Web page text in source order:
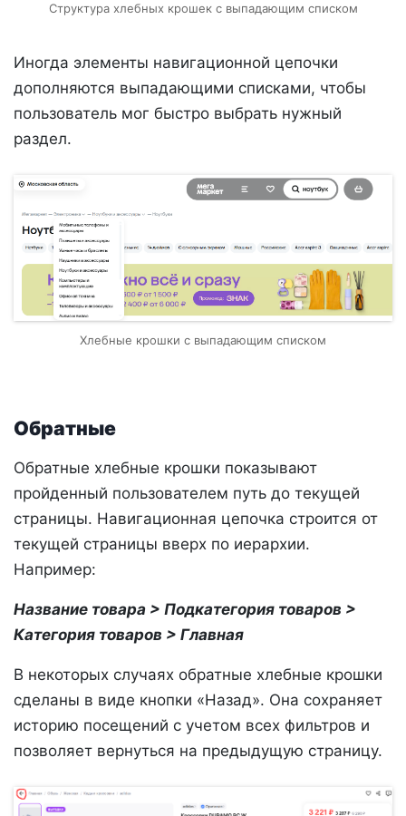
Структура хлебных крошек с выпадающим списком
Иногда элементы навигационной цепочки
дополняются выпадающими списками, чтобы
пользователь мог быстро выбрать нужный
раздел.
Хлебные крошки с выпадающим списком
Обратные
Обратные хлебные крошки показывают
пройденный пользователем путь до текущей
страницы. Навигационная цепочка строится от
текущей страницы вверх по иерархии.
Например:
Название товара > Подкатегория товаров >
Категория товаров > Главная
В некоторых случаях обратные хлебные крошки
сделаны в виде кнопки «Назад». Она сохраняет
историю посещений с учетом всех фильтров и
позволяет вернуться на предыдущую страницу.